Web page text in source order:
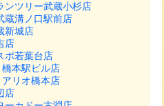
ンツリー武蔵小杉店
蔵溝ノ口駅前店
新城店
店
ポ若葉台店
本駅ビル店
リオ橋本店
店